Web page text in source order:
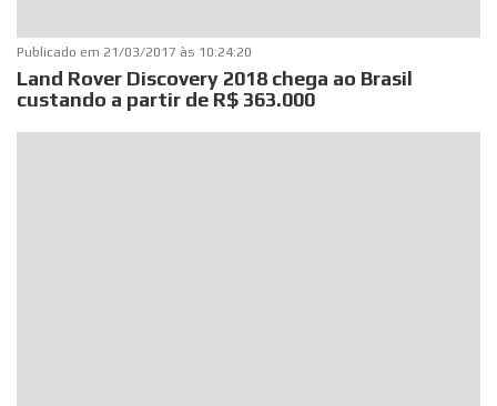
Publicado em 21/03/2017 às 10:24:20
Land Rover Discovery 2018 chega ao Brasil
custando a partir de R$ 363.000